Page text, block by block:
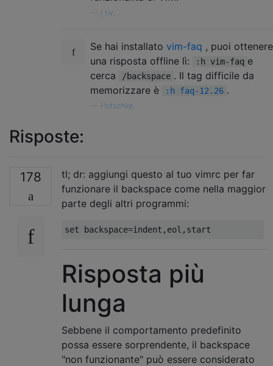
j riv,
Se hai installato vim-faq , puoi ottenere
una risposta offline lì:
:h vim-faq e
cerca
/backspace . Il tag difficile da
memorizzare è
:h faq-12.26 .
Hotschke,
Risposte:
178
tl; dr: aggiungi questo al tuo vimrc per far
funzionare il backspace come nella maggior
parte degli altri programmi:
Risposta più
lunga
Sebbene il comportamento predefinito
possa essere sorprendente, il backspace
"non funzionante" può essere considerato